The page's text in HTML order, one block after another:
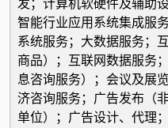
智能行业应用系统集成服
系统服务；大数据服务；
商品）；互联网数据服务
息咨询服务）；会议及展
济咨询服务；广告发布（
单位）；广告设计、代理